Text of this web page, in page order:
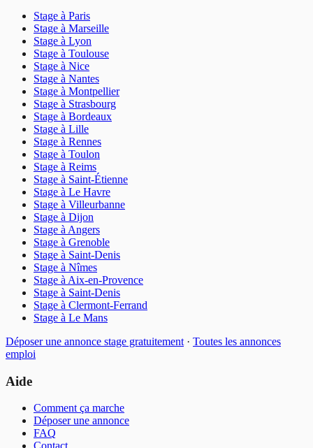
Stage à Paris
Stage à Marseille
Stage à Lyon
Stage à Toulouse
Stage à Nice
Stage à Nantes
Stage à Montpellier
Stage à Strasbourg
Stage à Bordeaux
Stage à Lille
Stage à Rennes
Stage à Toulon
Stage à Reims
Stage à Saint-Étienne
Stage à Le Havre
Stage à Villeurbanne
Stage à Dijon
Stage à Angers
Stage à Grenoble
Stage à Saint-Denis
Stage à Nîmes
Stage à Aix-en-Provence
Stage à Saint-Denis
Stage à Clermont-Ferrand
Stage à Le Mans
Déposer une annonce stage gratuitement · Toutes les annonces
emploi
Aide
Comment ça marche
Déposer une annonce
FAQ